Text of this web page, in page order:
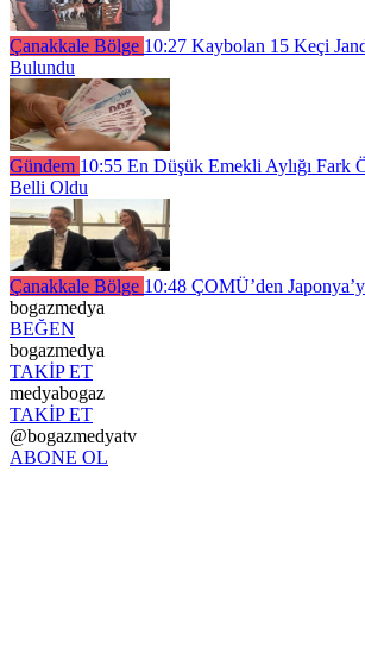
Çanakkale Bölge 10:27 Kaybolan 15 Keçi
Bulundu
Gündem 10:55 En Düşük Emekli Aylığı Fark
Belli Oldu
Çanakkale Bölge 10:48 ÇOMÜ’den
bogazmedya
BEĞEN
bogazmedya
TAKİP ET
medyabogaz
TAKİP ET
@bogazmedyatv
ABONE OL